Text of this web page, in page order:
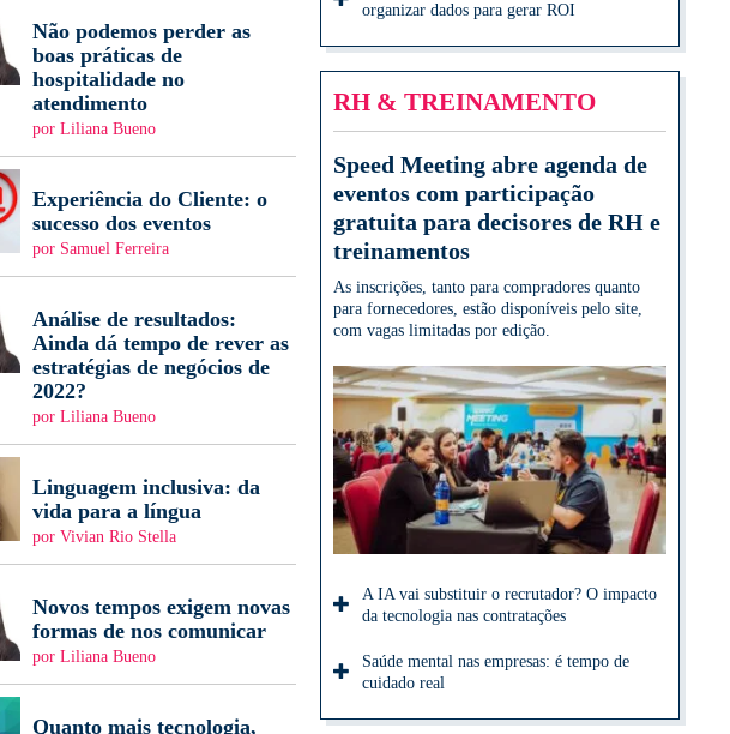
Não podemos perder as
boas práticas de
hospitalidade no
atendimento
por Liliana Bueno
Experiência do Cliente: o
sucesso dos eventos
por Samuel Ferreira
Análise de resultados:
Ainda dá tempo de rever as
estratégias de negócios de
2022?
por Liliana Bueno
Linguagem inclusiva: da
vida para a língua
por Vivian Rio Stella
Novos tempos exigem novas
formas de nos comunicar
por Liliana Bueno
Quanto mais tecnologia,
organizar dados para gerar ROI
RH & TREINAMENTO
Speed Meeting abre agenda de
eventos com participação
gratuita para decisores de RH e
treinamentos
As inscrições, tanto para compradores quanto
para fornecedores, estão disponíveis pelo site,
com vagas limitadas por edição.
A IA vai substituir o recrutador? O impacto
da tecnologia nas contratações
Saúde mental nas empresas: é tempo de
cuidado real